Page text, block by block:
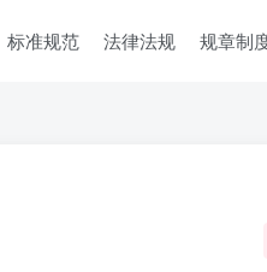
标准规范 法律法规 规章制